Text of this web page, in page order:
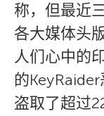
称，但最近
各大媒体头
人们心中的
的
盗取了超过